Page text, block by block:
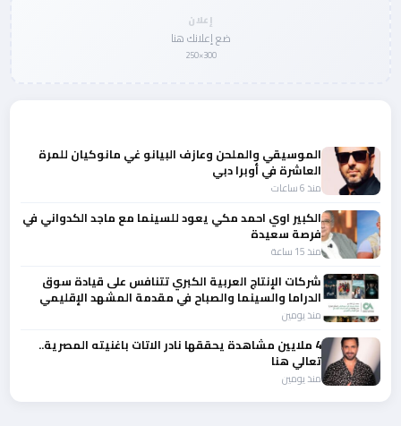
إعلان
ضع إعلانك هنا
300×250
الموسيقي والملحن وعازف البيانو غي مانوكيان للمرة
العاشرة في أوبرا دبي
منذ 6 ساعات
الكبير اوي احمد مكي يعود للسينما مع ماجد الكدواني في
فرصة سعيدة
منذ 15 ساعة
شركات الإنتاج العربية الكبري تتنافس على قيادة سوق
الدراما والسينما والصباح في مقدمة المشهد الإقليمي
منذ يومين
4 ملايين مشاهدة يحققها نادر الاتات باغنيته المصرية..
تعالي هنا
منذ يومين